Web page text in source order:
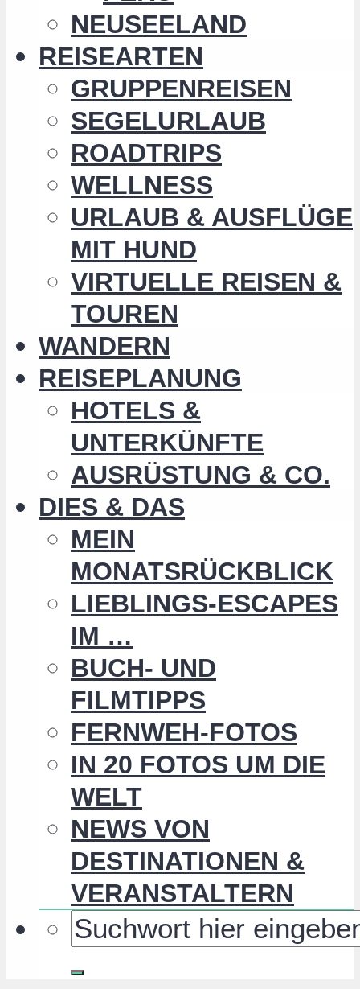
NEUSEELAND
REISEARTEN
GRUPPENREISEN
SEGELURLAUB
ROADTRIPS
WELLNESS
URLAUB & AUSFLÜGE
MIT HUND
VIRTUELLE REISEN &
TOUREN
WANDERN
REISEPLANUNG
HOTELS &
UNTERKÜNFTE
AUSRÜSTUNG & CO.
DIES & DAS
MEIN
MONATSRÜCKBLICK
LIEBLINGS-ESCAPES
IM …
BUCH- UND
FILMTIPPS
FERNWEH-FOTOS
IN 20 FOTOS UM DIE
WELT
NEWS VON
DESTINATIONEN &
VERANSTALTERN